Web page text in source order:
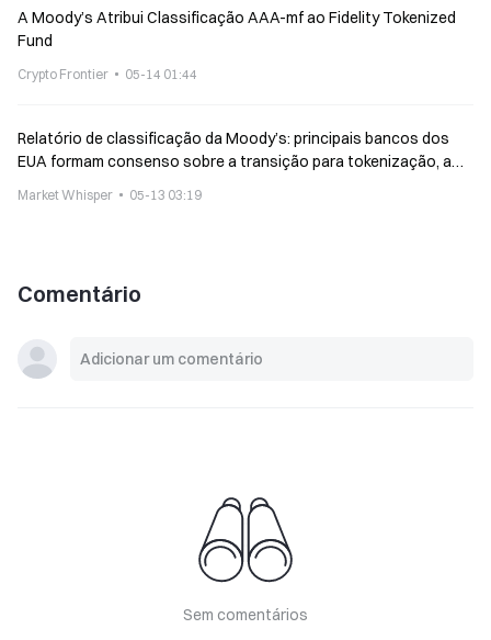
A Moody’s Atribui Classificação AAA-mf ao Fidelity Tokenized
Fund
Crypto Frontier 05-14 01:44
Relatório de classificação da Moody’s: principais bancos dos
EUA formam consenso sobre a transição para tokenização, a
Market Whisper 05-13 03:19
Comentário
Sem comentários